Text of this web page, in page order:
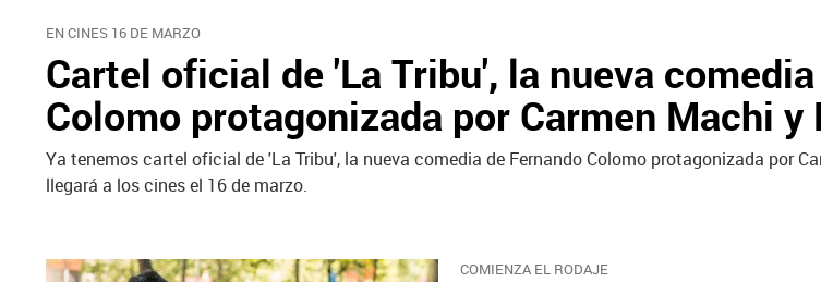
EN CINES 16 DE MARZO
Cartel oficial de 'La Tribu', la nueva
Colomo protagonizada por Carmen Machi y
Ya tenemos cartel oficial de 'La Tribu', la nueva comedia de Fernando Colomo protagonizada por
llegará a los cines el 16 de marzo.
COMIENZA EL RODAJE